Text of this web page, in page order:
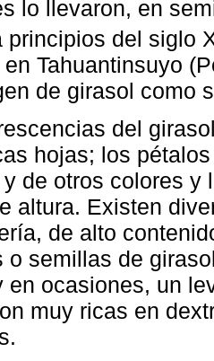
lo llevaron, en
principios del siglo
Tahuantinsuyo
de girasol como
del
hojas; los
de otros colores y
altura. Existen
de alto
o semillas de
en ocasiones, un
muy ricas en